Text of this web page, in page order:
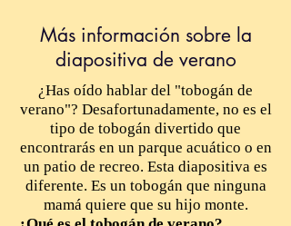
Más información sobre la
diapositiva de verano
¿Has oído hablar del "tobogán de
verano"? Desafortunadamente, no es el
tipo de tobogán divertido que
encontrarás en un parque acuático o en
un patio de recreo. Esta diapositiva es
diferente. Es un tobogán que ninguna
mamá quiere que su hijo monte.